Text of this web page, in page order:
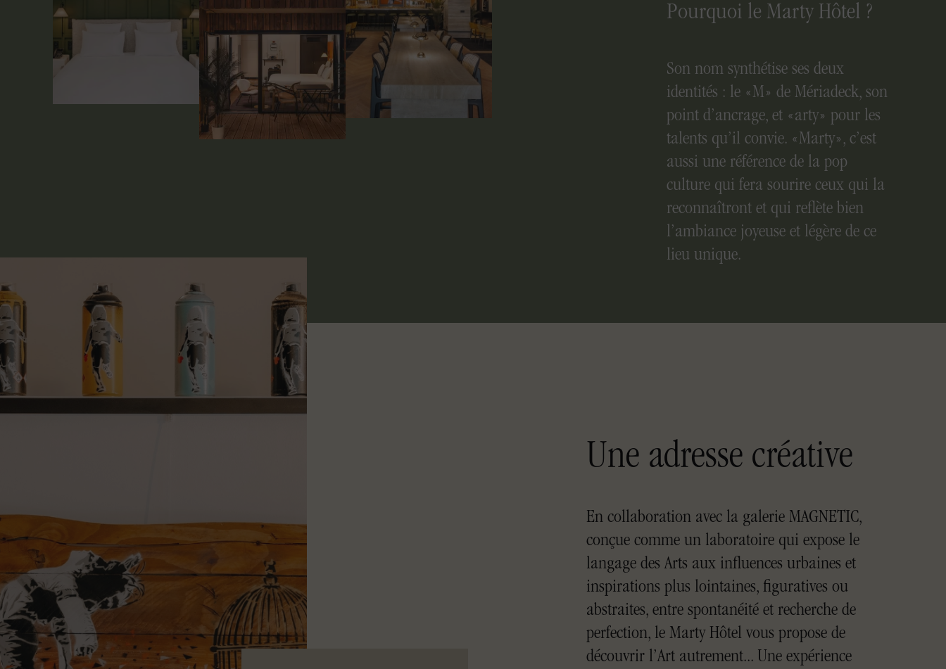
Pourquoi le Marty Hôtel ?
Son nom synthétise ses deux
identités : le «M» de Mériadeck, son
point d’ancrage, et «arty» pour les
talents qu’il convie. «Marty», c’est
aussi une référence de la pop
culture qui fera sourire ceux qui la
reconnaîtront et qui reflète bien
l’ambiance joyeuse et légère de ce
lieu unique.
Une adresse créative
En collaboration avec la galerie MAGNETIC,
conçue comme un laboratoire qui expose le
langage des Arts aux influences urbaines et
inspirations plus lointaines, figuratives ou
abstraites, entre spontanéité et recherche de
perfection, le Marty Hôtel vous propose de
découvrir l’Art autrement... Une expérience